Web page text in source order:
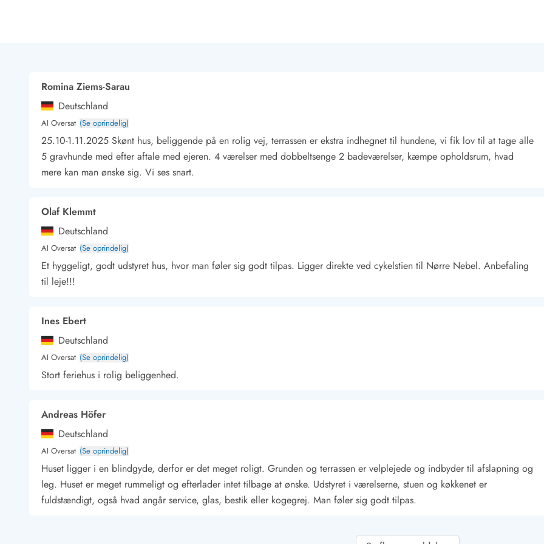
Minigolf i Vestjylland
Svømmehaller og badelande
Golfferie i sommerhus
Fitness og træning
Rideskoler/Ponyridning
Vandski for hele familien
Sejlads langs Vestkysten
Kulturaktiviteter
Historiske museer
Kunstmuseer
Kunsthåndværk og gallerier
Sandskulpturfestival
Hold jul i sommerhuset
Vikingetiden i Danmark
Kontakt, åbningstider og døgnvagt
Feriehusudlejning siden 1965
Bæredygtighed
Nyhedsbrev
Sponsorater - Esmark støtter
Lejebetingelser
Romina Ziems-Sarau
Deutschland
AI Oversat (Se oprindelig)
25.10-1.11.2025 Skønt hus, beliggende på en rolig vej, terrassen er ekstra indhegnet til hundene, vi fik lov til at tage alle
5 gravhunde med efter aftale med ejeren. 4 værelser med dobbeltsenge 2 badeværelser, kæmpe opholdsrum, hvad
mere kan man ønske sig. Vi ses snart.
Olaf Klemmt
Deutschland
AI Oversat (Se oprindelig)
Et hyggeligt, godt udstyret hus, hvor man føler sig godt tilpas. Ligger direkte ved cykelstien til Nørre Nebel. Anbefaling
til leje!!!
Ines Ebert
Deutschland
AI Oversat (Se oprindelig)
Stort feriehus i rolig beliggenhed.
Andreas Höfer
Deutschland
AI Oversat (Se oprindelig)
Huset ligger i en blindgyde, derfor er det meget roligt. Grunden og terrassen er velplejede og indbyder til afslapning og
leg. Huset er meget rummeligt og efterlader intet tilbage at ønske. Udstyret i værelserne, stuen og køkkenet er
fuldstændigt, også hvad angår service, glas, bestik eller kogegrej. Man føler sig godt tilpas.